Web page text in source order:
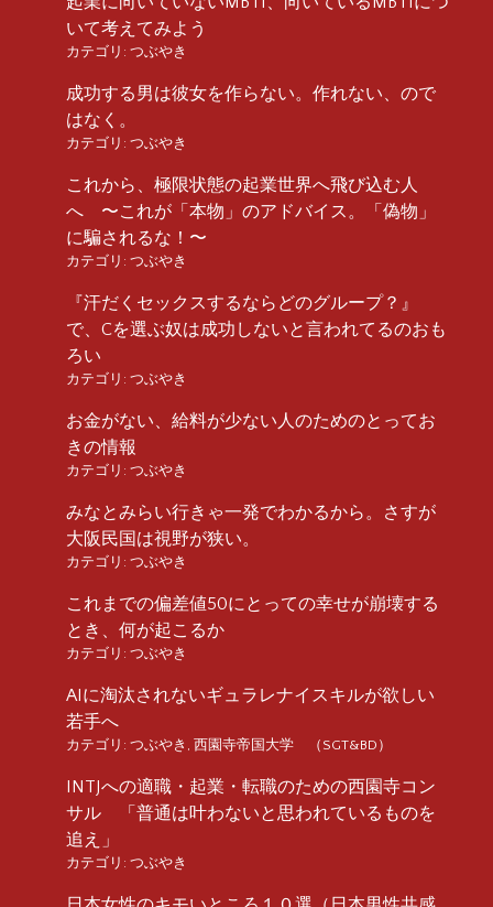
いて考えてみよう
カテゴリ: つぶやき
成功する男は彼女を作らない。作れない、ので
はなく。
カテゴリ: つぶやき
これから、極限状態の起業世界へ飛び込む人
へ 〜これが「本物」のアドバイス。「偽物」
に騙されるな！〜
カテゴリ: つぶやき
『汗だくセックスするならどのグループ？』
で、Cを選ぶ奴は成功しないと言われてるのおも
ろい
カテゴリ: つぶやき
お金がない、給料が少ない人のためのとってお
きの情報
カテゴリ: つぶやき
みなとみらい行きゃ一発でわかるから。さすが
大阪民国は視野が狭い。
カテゴリ: つぶやき
これまでの偏差値50にとっての幸せが崩壊する
とき、何が起こるか
カテゴリ: つぶやき
AIに淘汰されないギュラレナイスキルが欲しい
若手へ
カテゴリ: つぶやき 西園寺帝国大学 （SGT&BD）
INTJへの適職・起業・転職のための西園寺コン
サル 「普通は叶わないと思われているものを
追え」
カテゴリ: つぶやき